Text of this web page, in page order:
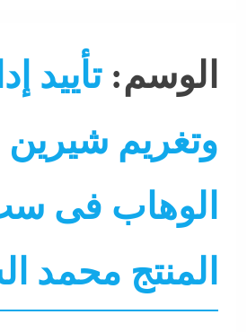
الوسم:تأييد
وتغريم شيرين
الوهاب فى
المنتج محمد
التحليل اللحظي جاءنا الآن